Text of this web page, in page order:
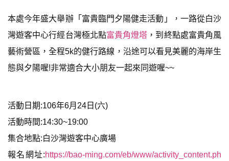
本處今年盛大舉辦「富貴臨門夕陽健走活動」，一路從白沙
灣遊客中心行經台灣極北點富貴角燈塔 ，到終點處富貴角風
藝術營區，全程5k的健行路線，沿途可以看見美麗的海岸生
態與夕陽喔!非常適合大小朋友一起來同遊喔~~
活動日期:106年6月24日(六)
活動時間:14:30~19:00
集合地點:白沙灣遊客中心廣場
報名網址:https://bao-ming.com/eb/www/activity_content.ph